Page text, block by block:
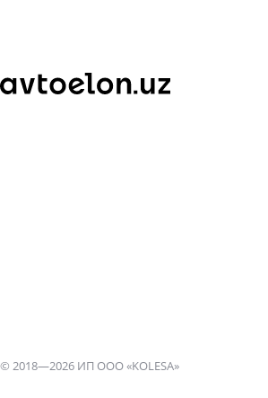
© 2018—2026 ИП ООО «KOLESA»